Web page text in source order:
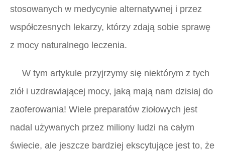
stosowanych w medycynie alternatywnej i przez
współczesnych lekarzy, którzy zdają sobie sprawę
z mocy naturalnego leczenia.
W tym artykule przyjrzymy się niektórym z tych
ziół i uzdrawiającej mocy, jaką mają nam dzisiaj do
zaoferowania! Wiele preparatów ziołowych jest
nadal używanych przez miliony ludzi na całym
świecie, ale jeszcze bardziej ekscytujące jest to, że